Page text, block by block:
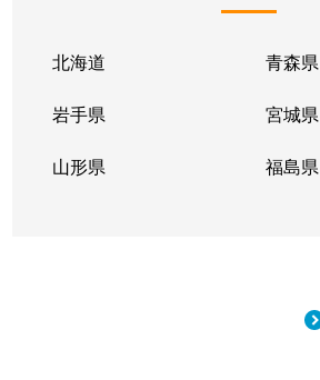
北海道 青森県
岩手県 宮城県
山形県 福島県